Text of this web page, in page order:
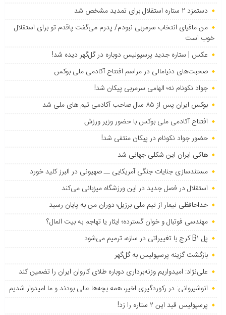
دستمزد ۲ ستاره استقلال برای تمدید مشخص شد
من مافیای انتخاب سرمربی نبودم/ پدرم می‌گفت پاقدم تو برای استقلال
خوب است
عکس | ستاره جدید پرسپولیس دوباره در گل‌گهر دیده شد!
صحبت‌های دنیامالی در مراسم افتتاح آکادمی ملی بوکس
جواد نکونام نه؛ الهامی سرمربی پیکان شد!
بوکس ایران پس از ۸۵ سال صاحب آکادمی تیم های ملی شد
افتتاح آکادمی ملی بوکس با حضور وزیر ورزش
حضور جواد نکونام در پیکان منتفی شد!
هاکی ایران این شکلی جهانی شد
مستندسازی جنایات جنگی آمریکایی ــ صهیونی در البرز کلید خورد
استقلال در فصل جدید در این ورزشگاه میزبانی می‌کند
خداحافظی نیمار از تیم ملی برزیل؛ دوران من به پایان رسید
مهندسی فوتبال و خوان گسترده؛ ایثار یا تهاجم به بیت المال؟
پل B۱ کرج با تغییراتی در سازه، ترمیم می‌شود
بازگشت گزینه پرسپولیس به ‌گل‌گهر
علی‌نژاد: امیدواریم وزنه‌برداری دوباره طلای کاروان ایران را تضمین کند
انوشیروانی: در رکوردگیری اخیر، همه بچه‌ها عالی بودند و ما امیدوار شدیم
پرسپولیس قید این ۲ ستاره را زد!